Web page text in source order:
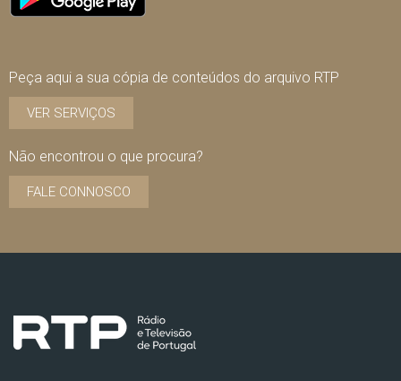
Peça aqui a sua cópia de conteúdos do arquivo RTP
VER SERVIÇOS
Não encontrou o que procura?
FALE CONNOSCO